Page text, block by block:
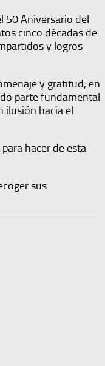
50 Aniversario del
cinco décadas de
y logros
y gratitud, en
parte fundamental
ilusión hacia el
hacer de esta
sus